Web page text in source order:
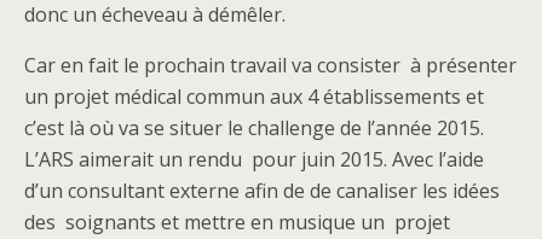
donc un écheveau à démêler.
Car en fait le prochain travail va consister à présenter
un projet médical commun aux 4 établissements et
c’est là où va se situer le challenge de l’année 2015.
L’ARS aimerait un rendu pour juin 2015. Avec l’aide
d’un consultant externe afin de de canaliser les idées
des soignants et mettre en musique un projet